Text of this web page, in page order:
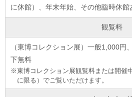
に休館）、年末年始、その他臨時休館
観覧料
（東博コレクション展）一般1,000円
下無料
※東博コレクション展観覧料または開催
に限る）でご覧いただけます。